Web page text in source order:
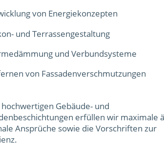
von Energiekonzepten
und Terrassengestaltung
und Verbundsysteme
von Fassadenverschmutzungen
Gebäude- und
erfüllen wir maximale
Ansprüche sowie die Vorschriften zur